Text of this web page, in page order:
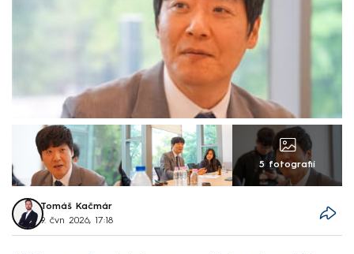
5 fotografií
Tomáš Kačmár
9. čvn 2026, 17:18